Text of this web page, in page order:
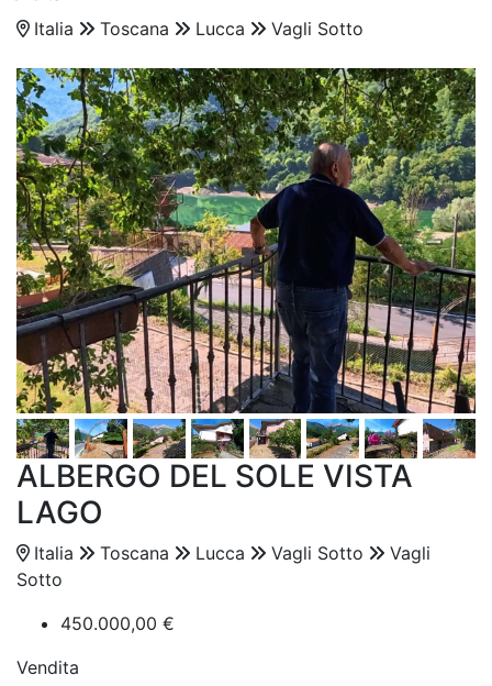
Italia
Toscana Lucca Vagli Sotto
ALBERGO DEL SOLE VISTA
LAGO
Italia Toscana Lucca Vagli Sotto
Vagli
Sotto
450.000,00 €
Vendita